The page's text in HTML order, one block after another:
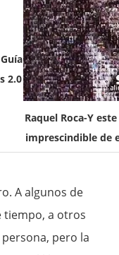
2.0
Raquel Roca-Y
imprescindible de
A algunos de
tiempo, a otros
pero la